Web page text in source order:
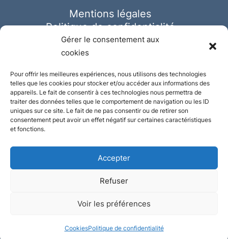
Gérer le consentement aux
cookies
Pour offrir les meilleures expériences, nous utilisons des technologies
telles que les cookies pour stocker et/ou accéder aux informations des
appareils. Le fait de consentir à ces technologies nous permettra de
traiter des données telles que le comportement de navigation ou les ID
uniques sur ce site. Le fait de ne pas consentir ou de retirer son
consentement peut avoir un effet négatif sur certaines caractéristiques
et fonctions.
Accepter
Refuser
Voir les préférences
CookiesPolitique de confidentialité
Mentions légales
Politique de confidentialité
Cookies
Conception et réalisation :Plate